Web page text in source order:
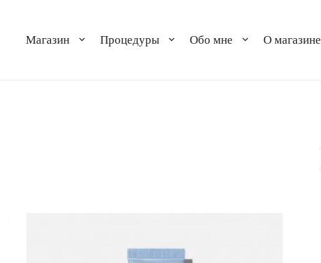
Магазин Процедуры Обо мне О магазине